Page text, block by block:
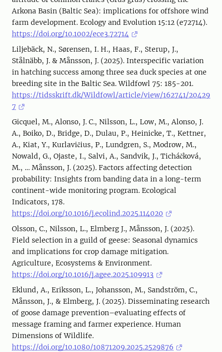
Arkona Basin (Baltic Sea): implications for offshore wind
farm development. Ecology and Evolution 15:12 (e72714).
https://doi.org/10.1002/ece3.72714
Liljebäck, N., Sørensen, I. H., Haas, F., Sterup, J.,
Stålnäbb, J. & Månsson, J. (2025). Interspecific variation
in hatching success among three sea duck species at one
breeding site in the Baltic Sea. Wildfowl 75: 185-201.
https://tidsskrift.dk/Wildfowl/article/view/162741/20429
7
Gicquel, M., Alonso, J. C., Nilsson, L., Low, M., Alonso, J.
A., Boiko, D., Bridge, D., Dulau, P., Heinicke, T., Kettner,
A., Kiat, Y., Kurlavičius, P., Lundgren, S., Modrow, M.,
Nowald, G., Ojaste, I., Salvi, A., Sandvik, J., Ticháčková,
M., … Månsson, J. (2025). Factors affecting detection
probability: Insights from banding data in a long-term
continent-wide monitoring program. Ecological
Indicators, 178.
https://doi.org/10.1016/j.ecolind.2025.114020
Olsson, C., Nilsson, L., Elmberg J., Månsson, J. (2025).
Field selection in a guild of geese: Seasonal dynamics
and implications for crop damage mitigation.
Agriculture, Ecosystems & Environment.
https://doi.org/10.1016/j.agee.2025.109913
Eklund, A., Eriksson, L., Johansson, M., Sandström, C.,
Månsson, J., & Elmberg, J. (2025). Disseminating research
of goose damage prevention–evaluating effects of
message framing and farmer experience. Human
Dimensions of Wildlife.
https://doi.org/10.1080/10871209.2025.2529876